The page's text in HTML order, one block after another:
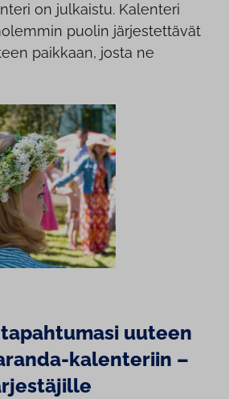
on julkaistu. Kalenteri
puolin järjestettävät
paikkaan, josta ne
uuteen
kalenteriin –